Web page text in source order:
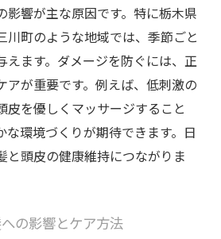
抑えたヘアカラー提案のポイン
ト効果を引き出す習慣とは
おすすめヘアケア習慣
びで美髪を目指すポイント
レベルに合ったトリートメン
ラー・トリートメントの最適な
影響が主な原因です。特に栃木県
川町のような地域では、季節ごと
えます。ダメージを防ぐには、正
アが重要です。例えば、低刺激の
皮を優しくマッサージすること
な環境づくりが期待できます。日
と頭皮の健康維持につながりま
の影響とケア方法